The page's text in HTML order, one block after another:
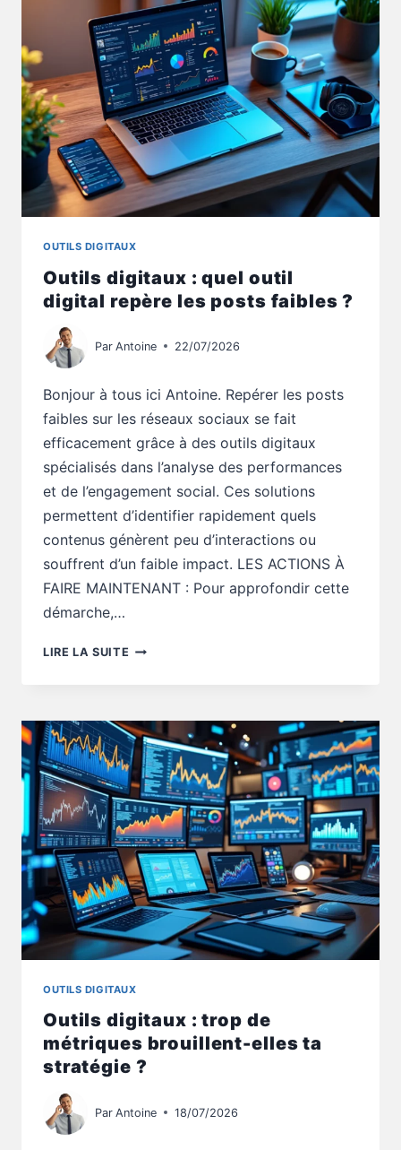
IMPROVISATION,
QUI
GAGNE
?
OUTILS DIGITAUX
Outils digitaux : quel outil
digital repère les posts faibles ?
Par Antoine 22/07/2026
Bonjour à tous ici Antoine. Repérer les posts
faibles sur les réseaux sociaux se fait
efficacement grâce à des outils digitaux
spécialisés dans l’analyse des performances
et de l’engagement social. Ces solutions
permettent d’identifier rapidement quels
contenus génèrent peu d’interactions ou
souffrent d’un faible impact. LES ACTIONS À
FAIRE MAINTENANT : Pour approfondir cette
démarche,…
LIRE LA SUITE OUTILS
OUTIL
DIGITAL
REPÈRE
LES
POSTS
FAIBLES
?
OUTILS DIGITAUX
Outils digitaux : trop de
métriques brouillent-elles ta
stratégie ?
Par Antoine 18/07/2026